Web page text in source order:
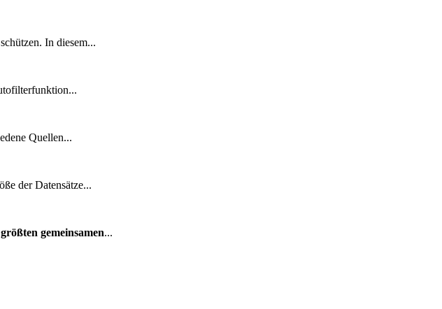
In diesem...
Quellen...
der Datensätze...
größten gemeinsamen...